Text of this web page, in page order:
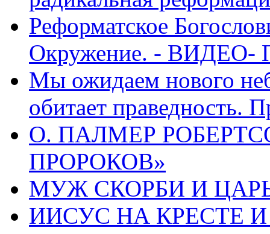
Реформатское
Окружение. - ВИДЕО-
Мы ожидаем нового
обитает праведность.
О. ПАЛМЕР
ПРОРОКОВ»
МУЖ СКОРБИ И ЦАРЬ
ИИСУС НА КРЕСТЕ